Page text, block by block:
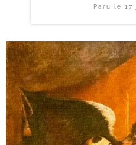
Paru le17